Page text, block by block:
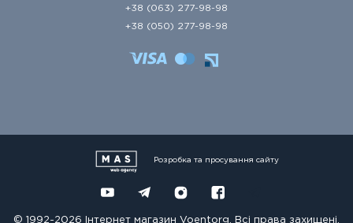
+38 (063) 277-98-98
+38 (050) 277-98-98
© 1992-2026 Інтернет магазин Voentorg. Всі права захищені.
Розробка та просування сайту